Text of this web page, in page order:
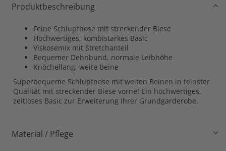
Produktbeschreibung
Feine Schlupfhose mit streckender Biese
Hochwertiges, kombistarkes Basic
Viskosemix mit Stretchanteil
Bequemer Dehnbund, normale Leibhöhe
Knöchellang, weite Beine
Superbequeme Schlupfhose mit weiten Beinen in feinster
Qualität mit streckender Biese vorne! Ein hochwertiges,
zeitloses Basic zur Erweiterung Ihrer Grundgarderobe.
Material / Pflege